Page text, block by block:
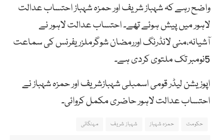
واضح رہے کہ شہباز شریف اور حمزہ شہباز احتساب عدالت
لاہور میں پیش ہوئے تھے۔ احتساب عدالت لاہور نے
آشیانہ،منی لانڈرنگ اوررمضان شوگرملزریفرنس کی سماعت
5نومبر تک ملتوی کردی ہے۔
اپوزیشن لیڈر قومی اسمبلی شہبازشریف اور حمزہ شہباز نے
احتساب عدالت لاہور حاضری مکمل کروائی۔
حکومت حمزہ شہباز شہباز شریف مہنگائی